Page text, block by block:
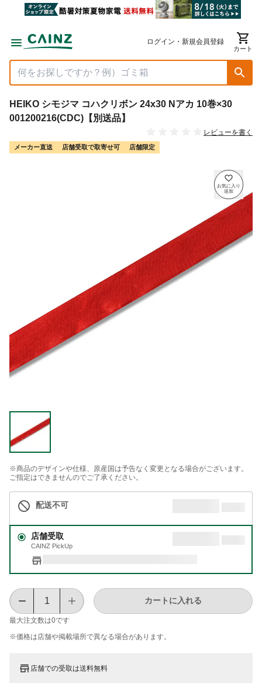
ログイン・新規会員登録
カート
HEIKO シモジマ コハクリボン 24x30 Nアカ 10巻×30
001200216(CDC)【別送品】
レビューを書く
メーカー直送 店舗受取で取寄せ可 店舗限定
※商品のデザインや仕様、原産国は予告なく変更となる場合がございます。
ご指定はできませんのでご了承ください。
配送不可
店舗受取
CAINZ PickUp
最大注文数は0です
カートに入れる
※価格は​店舗や​掲載場所で​異なる​場合が​あります。
店舗での受取は送料無料